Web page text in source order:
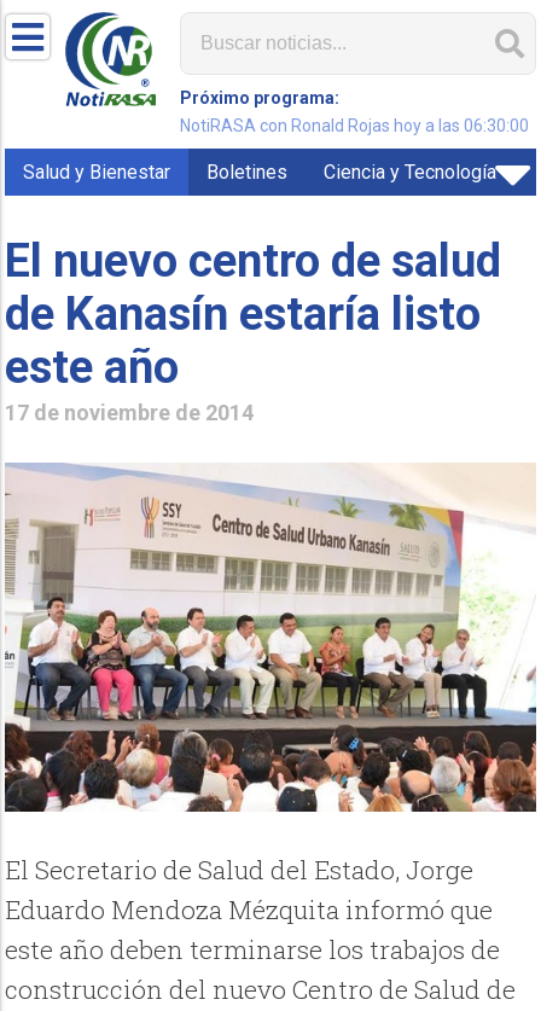
Próximo programa:
NotiRASA con Ronald Rojas hoy a las 06:30:00
Salud y Bienestar Boletines Ciencia y Tecnología
El nuevo centro de salud
de Kanasín estaría listo
este año
17 de noviembre de 2014
El Secretario de Salud del Estado, Jorge
Eduardo Mendoza Mézquita informó que
este año deben terminarse los trabajos de
construcción del nuevo Centro de Salud de